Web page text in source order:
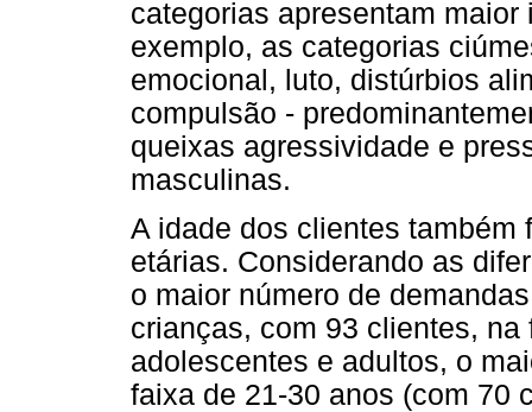
categorias apresentam
exemplo, as categorias
emocional, luto, distúrbios
compulsão -
queixas agressividade e
masculinas.
A idade dos clientes também
etárias. Considerando as
o maior número de
crianças, com 93 clientes,
adolescentes e adultos, o
faixa de 21-30 anos (com 70